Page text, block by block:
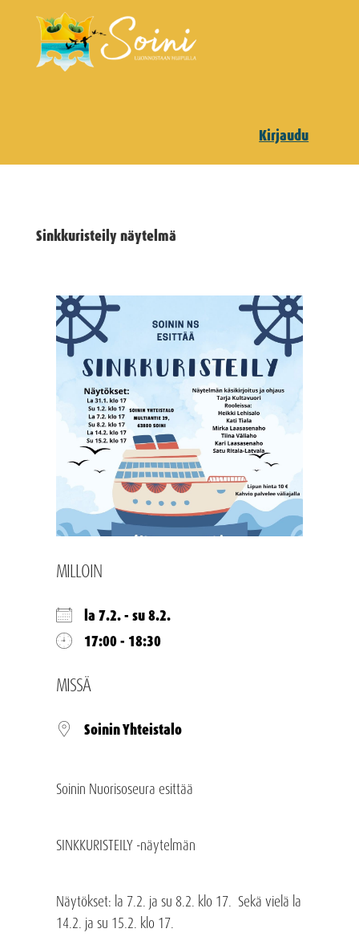
Kirjaudu
Sinkkuristeily näytelmä
MILLOIN
la 7.2. - su 8.2.
17:00 - 18:30
MISSÄ
Soinin Yhteistalo
Soinin Nuorisoseura esittää
SINKKURISTEILY -näytelmän
Näytökset: la 7.2. ja su 8.2. klo 17. Sekä vielä la
14.2. ja su 15.2. klo 17.